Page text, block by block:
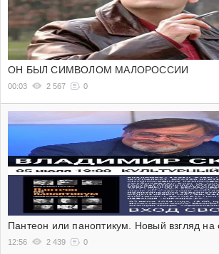
ОН БЫЛ СИМВОЛОМ МАЛОРОССИИ
00:03 2 567 0
Пантеон или паноптикум. Новый взгляд на
12:56 2 439 0